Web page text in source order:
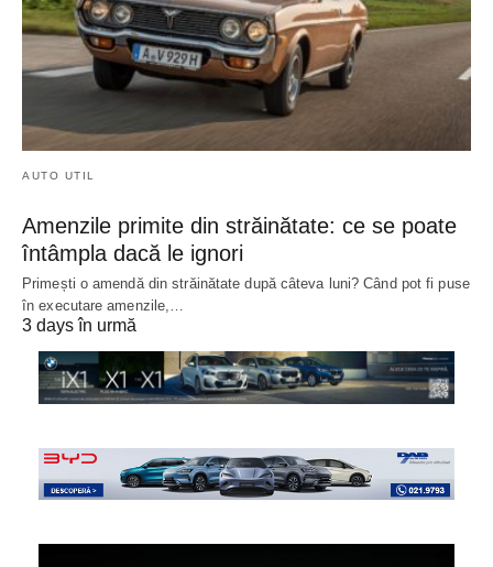
AUTO UTIL
Amenzile primite din străinătate: ce se poate
întâmpla dacă le ignori
Primești o amendă din străinătate după câteva luni? Când pot fi puse
în executare amenzile,…
3 days în urmă